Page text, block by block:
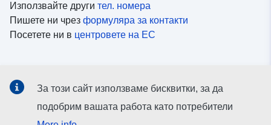
Използвайте други тел. номера
Пишете ни чрез формуляра за контакти
Посетете ни в центровете на ЕС
Вижте профили на ЕС в социалните медии
За този сайт използваме бисквитки, за да
подобрим вашата работа като потребители